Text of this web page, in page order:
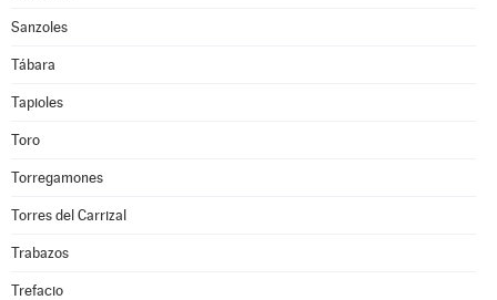
Sanzoles
Tábara
Tapioles
Toro
Torregamones
Torres del Carrizal
Trabazos
Trefacio